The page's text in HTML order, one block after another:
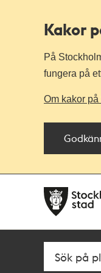
Kakor
På
fungera på
Om kakor
navigationen
huvudinnehållet
Fritextsök